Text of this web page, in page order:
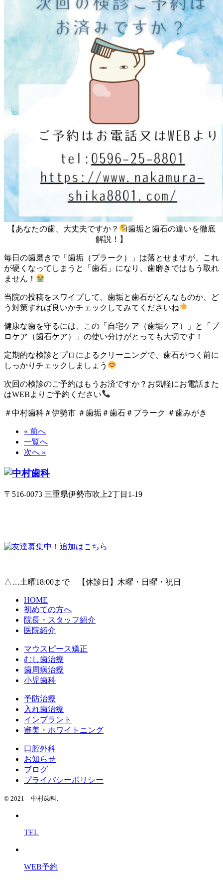
【あなたの歯、大丈夫ですか？
歯垢と歯石の違いを徹底
解説！】
毎日の歯磨きで「歯垢（プラーク）」は落とせますが、これ
が硬くなってしまうと「歯石」になり、歯磨きではもう取れ
ません！
当院の投稿をスワイプして、歯垢と歯石がどんなものか、ど
う対策すれば良いかチェックしてみてくださいね
健康な歯を守るには、この「自宅ケア（歯垢ケア）」と「プ
ロケア（歯石ケア）」の使い分けがとっても大切です！
定期的な検診とプロによるクリーニングで、歯石がつく前に
しっかりチェックしましょう
次回の検診のご予約はもうお済ですか？お気軽にお電話また
はWEBよりご予約ください
＃中村歯科＃伊勢市 ＃歯垢＃歯石＃プラーク ＃歯みがき
« 前へ
一覧へ
次へ »
〒516-0073 三重県伊勢市吹上2丁目1-19
△…土曜18:00まで 【休診日】木曜・日曜・祝日
HOME
初めての方へ
院長・スタッフ紹介
医院紹介
マウスピース矯正
むし歯治療
歯周病治療
小児歯科
予防治療
入れ歯治療
インプラント
審美・ホワイトニング
口腔外科
お知らせ
ブログ
プライバシーポリシー
© 2021 中村歯科.
TEL
WEB予約